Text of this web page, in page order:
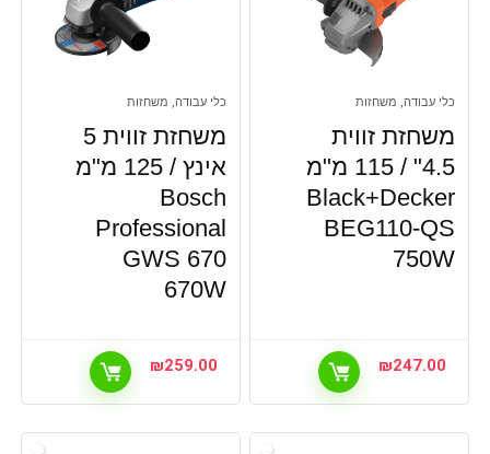
כלי עבודה, משחזות
משחזת זווית
4.5" / 115 מ"מ
Black+Decker
BEG110-QS
750W
₪247.00
כלי עבודה, משחזות
משחזת זווית 5
אינץ / 125 מ"מ
Bosch
Professional
GWS 670
670W
₪259.00